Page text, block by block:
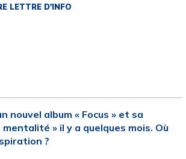
LETTRE D'INFO
nouvel album « Focus » et sa
» il y a quelques mois. Où
?